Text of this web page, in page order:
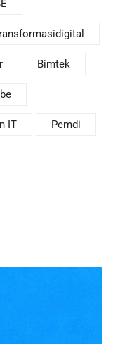
Bimtek
IT Pemdi